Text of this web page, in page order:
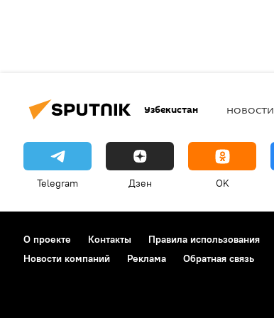
Узбекистан НОВОСТИ
Telegram Дзен OK
О проекте Контакты Правила использования
Новости компаний
Реклама Обратная связь